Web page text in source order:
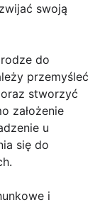
swoją
do
przemyśleć
stworzyć
założenie
u
się do
i